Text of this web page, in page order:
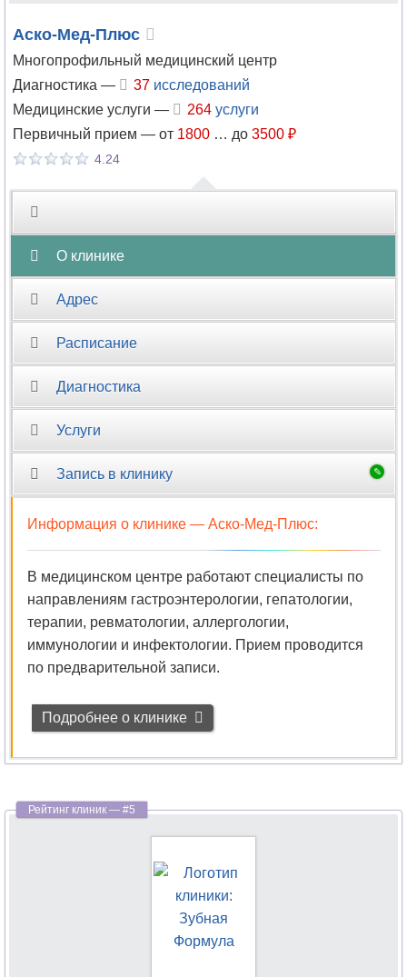
андрология
Физиотерапия
Флебология
Функциональная
диагностика
Химиотерапия
Хирургия
Хирургия-
ортопедия
Цефалгология
Челюстно-
лицевая
хирургия
Эмбриология
Эндоскопия
Эпилептология
Аско-Мед-Плюс
Многопрофильный медицинский центр
Диагностика —
37 исследований
Медицинские услуги —
264 услуги
Первичный прием — от 1800 … до 3500 ₽
4.24
О клинике
Адрес
Расписание
Диагностика
Услуги
Запись в клинику
Информация о клинике — Аско-Мед-Плюс:
В медицинском центре работают специалисты по
направлениям гастроэнтерологии, гепатологии,
терапии, ревматологии, аллергологии,
иммунологии и инфектологии. Прием проводится
по предварительной записи.
Подробнее о клинике